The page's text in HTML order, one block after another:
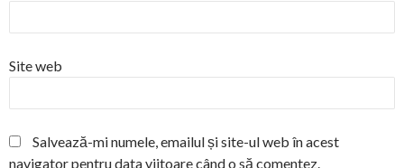
Site web
Salvează-mi numele, emailul și site-ul web în acest
navigator pentru data viitoare când o să comentez.